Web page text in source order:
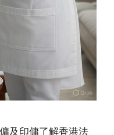
及印傭了解香港法